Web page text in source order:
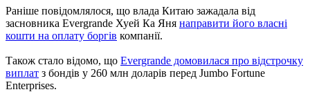
Раніше повідомлялося, що влада Китаю зажадала від
засновника Evergrande Хуей Ка Яня направити його власні
кошти на оплату боргів компанії.
Також стало відомо, що Evergrande домовилася про відстрочку
виплат з бондів у 260 млн доларів перед Jumbo Fortune
Enterprises.